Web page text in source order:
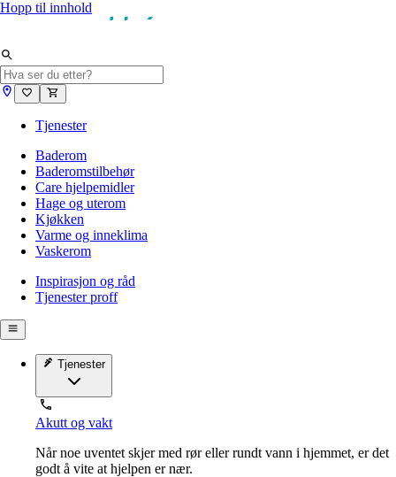
Hopp til innhold
Tjenester
Baderom
Baderomstilbehør
Care hjelpemidler
Hage og uterom
Kjøkken
Varme og inneklima
Vaskerom
Inspirasjon og råd
Tjenester proff
Tjenester
Akutt og vakt
Når noe uventet skjer med rør eller rundt vann i hjemmet, er det
godt å vite at hjelpen er nær.